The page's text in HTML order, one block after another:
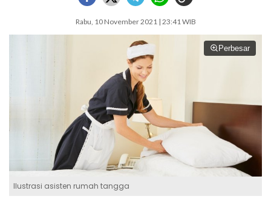
Rabu, 10 November 2021 | 23:41 WIB
Perbesar
Ilustrasi asisten rumah tangga